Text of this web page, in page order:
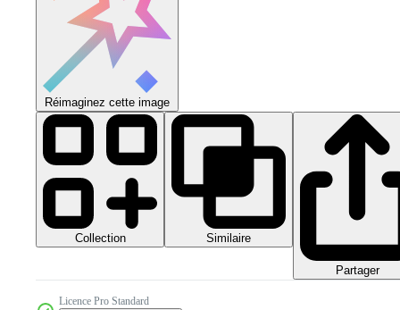
Réimaginez cette image
Collection Similaire
Partager
Licence Pro Standard